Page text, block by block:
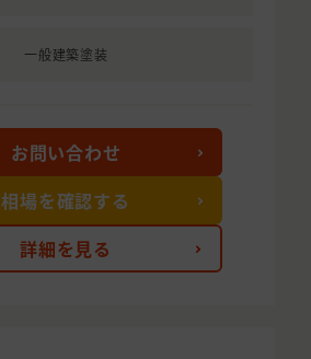
一般建築塗装
詳細を見る
お問い合わせ
相場を確認する